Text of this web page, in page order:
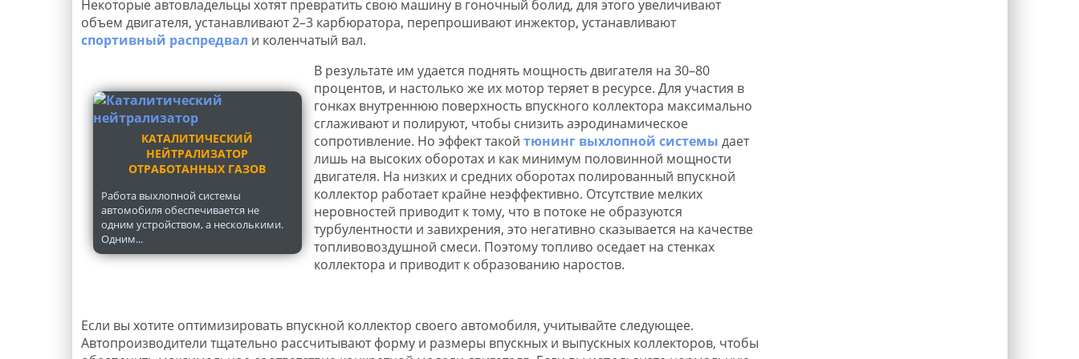
Некоторые автовладельцы хотят превратить свою машину в гоночный болид, для этого увеличивают
объем двигателя, устанавливают 2–3 карбюратора, перепрошивают инжектор, устанавливают
спортивный распредвал и коленчатый вал.
КАТАЛИТИЧЕСКИЙ
НЕЙТРАЛИЗАТОР
ОТРАБОТАННЫХ ГАЗОВ
Работа выхлопной системы
автомобиля обеспечивается не
одним устройством, а несколькими.
Одним...
В результате им удается поднять мощность двигателя на 30–80
процентов, и настолько же их мотор теряет в ресурсе. Для участия в
гонках внутреннюю поверхность впускного коллектора максимально
сглаживают и полируют, чтобы снизить аэродинамическое
сопротивление. Но эффект такой тюнинг выхлопной системы дает
лишь на высоких оборотах и как минимум половинной мощности
двигателя. На низких и средних оборотах полированный впускной
коллектор работает крайне неэффективно. Отсутствие мелких
неровностей приводит к тому, что в потоке не образуются
турбулентности и завихрения, это негативно сказывается на качестве
топливовоздушной смеси. Поэтому топливо оседает на стенках
коллектора и приводит к образованию наростов.
Если вы хотите оптимизировать впускной коллектор своего автомобиля, учитывайте следующее.
Автопроизводители тщательно рассчитывают форму и размеры впускных и выпускных коллекторов, чтобы